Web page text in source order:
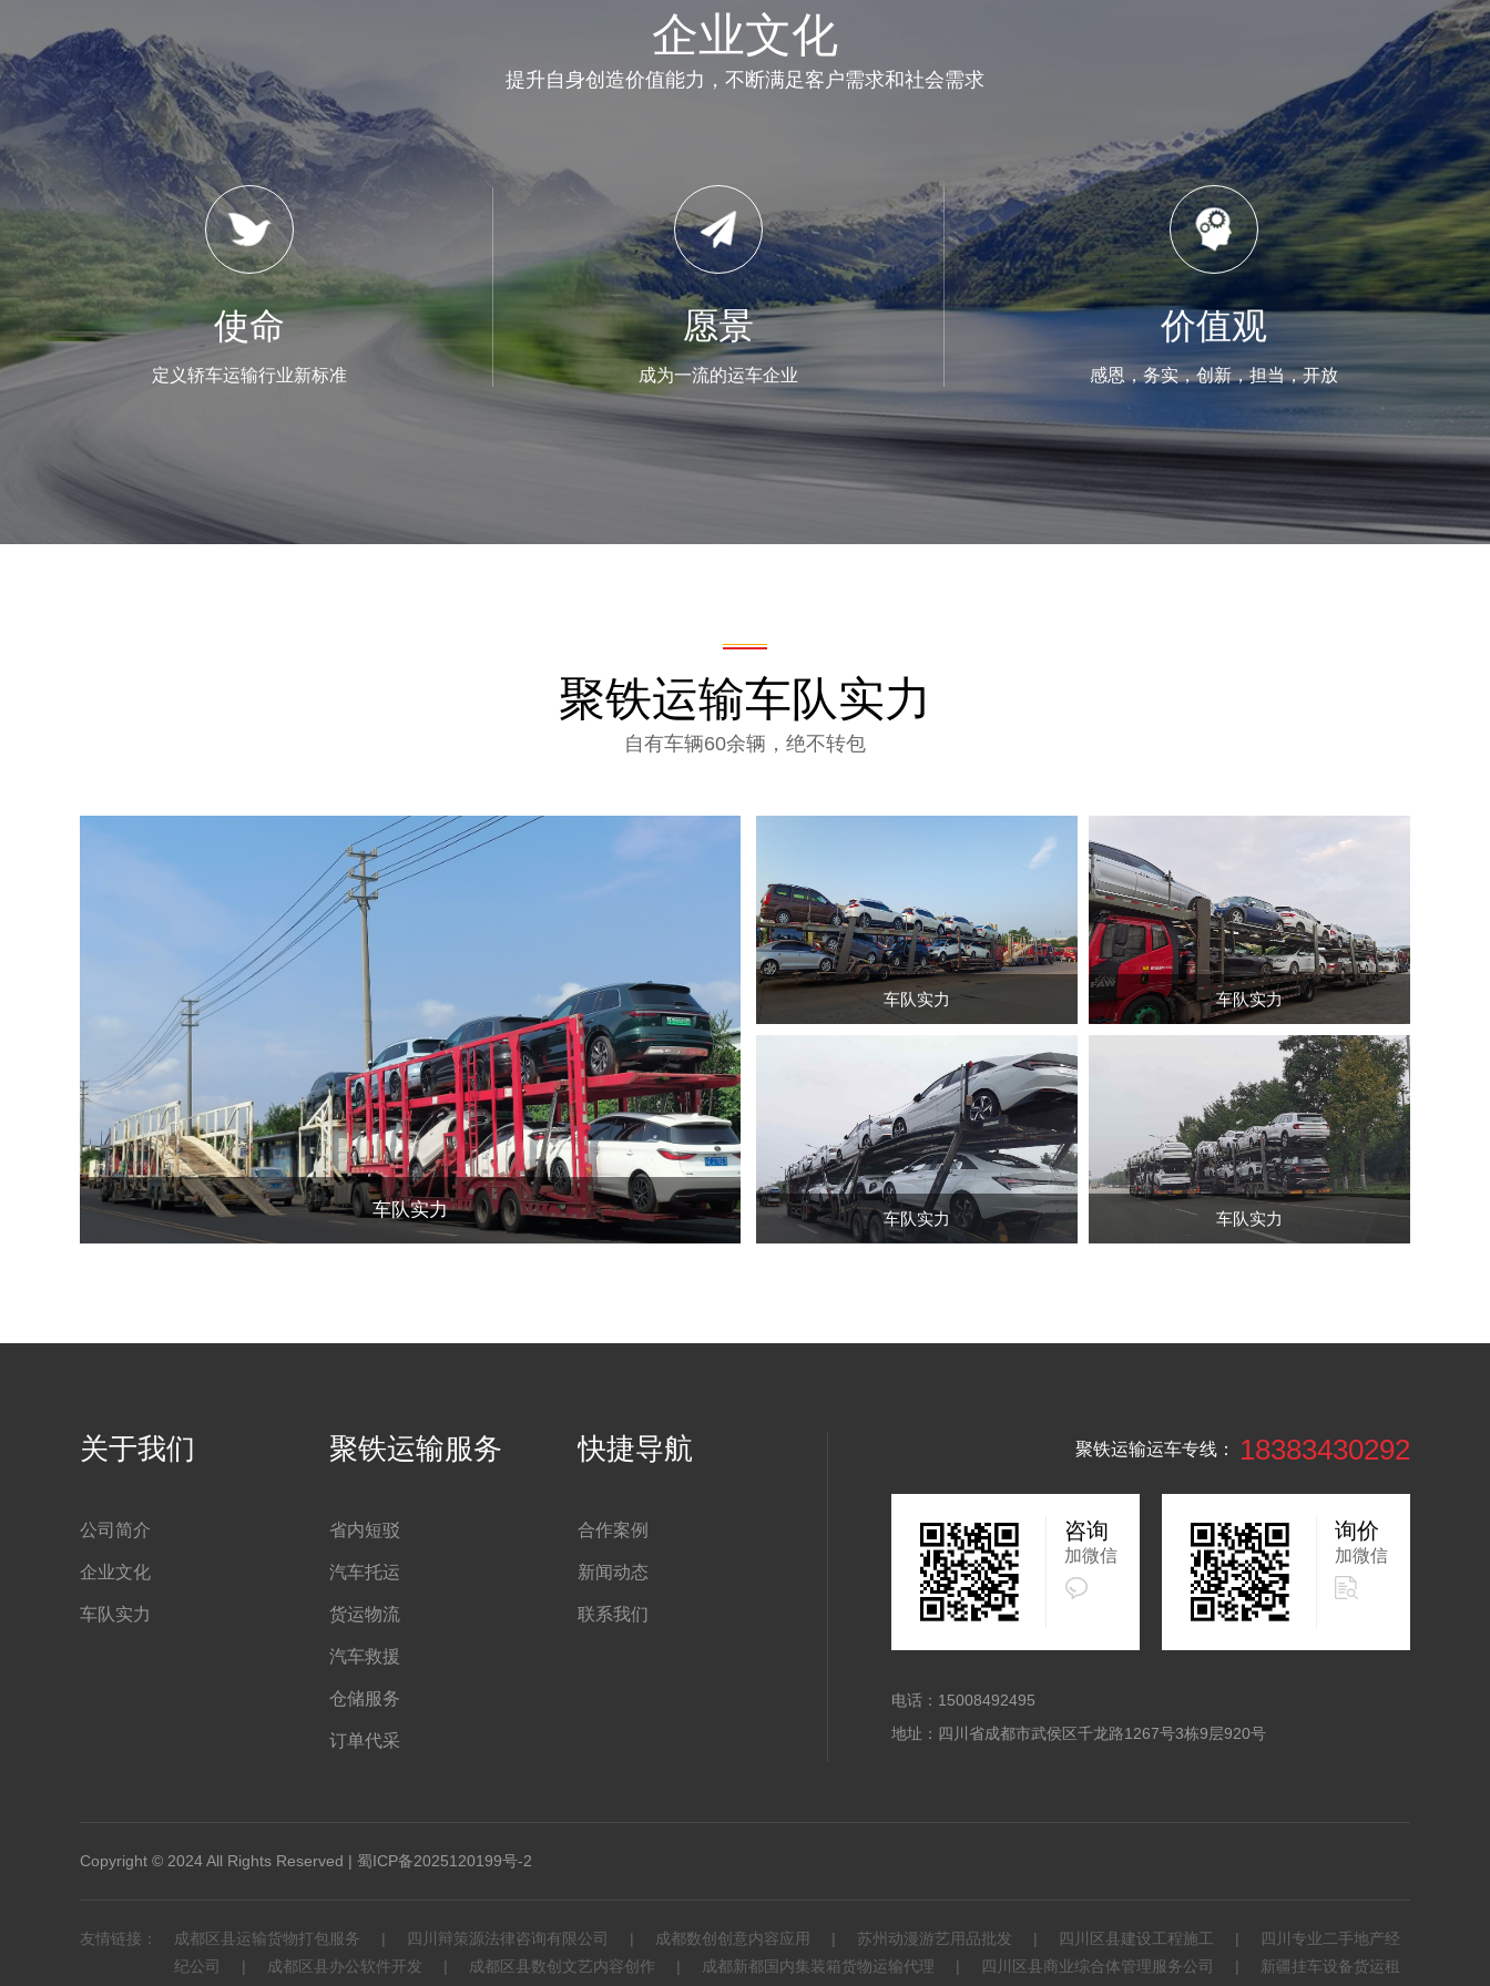
企业文化
提升自身创造价值能力，不断满足客户需求和社会需求
使命
定义轿车运输行业新标准
愿景
成为一流的运车企业
价值观
感恩，务实，创新，担当，开放
聚铁运输车队实力
自有车辆60余辆，绝不转包
车队实力
车队实力 车队实力
车队实力 车队实力
关于我们
公司简介
企业文化
车队实力
聚铁运输服务
省内短驳
汽车托运
货运物流
汽车救援
仓储服务
订单代采
快捷导航
合作案例
新闻动态
联系我们
聚铁运输运车专线： 18383430292
咨询
加微信
询价
加微信
电话：15008492495
地址：四川省成都市武侯区千龙路1267号3栋9层920号
Copyright © 2024 All Rights Reserved | 蜀ICP备2025120199号-2
友情链接： 成都区县运输货物打包服务 四川辩策源法律咨询有限公司 成都数创创意内容应用 苏州动漫游艺用品批发 四川区县建设工程施工
四川专业二手地产经
纪公司
成都区县办公软件开发 成都区县数创文艺内容创作 成都新都国内集装箱货物运输代理 四川区县商业综合体管理服务公司
新疆挂车设备货运租